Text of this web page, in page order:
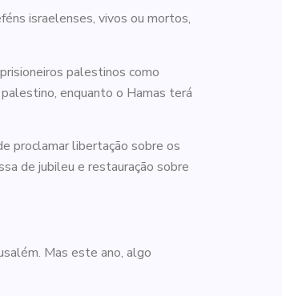
israelenses, vivos ou mortos,
palestinos como
enquanto o Hamas terá
proclamar libertação sobre os
de jubileu e restauração sobre
Mas este ano, algo